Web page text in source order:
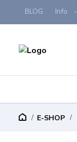
BLOG Info.
E-SHOP